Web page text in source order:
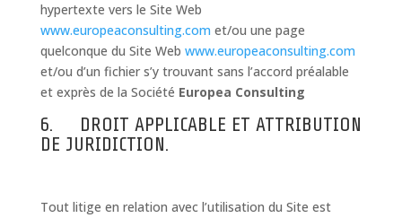
hypertexte vers le Site Web
www.europeaconsulting.com et/ou une page
quelconque du Site Web www.europeaconsulting.com
et/ou d’un fichier s’y trouvant sans l’accord préalable
et exprès de la Société Europea Consulting
6. DROIT APPLICABLE ET ATTRIBUTION
DE JURIDICTION.
Tout litige en relation avec l’utilisation du Site est